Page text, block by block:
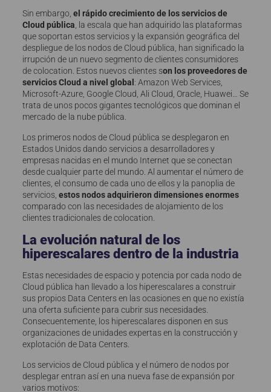
Sin embargo, el rápido crecimiento de los servicios de
Cloud pública , la escala que han adquirido las plataformas
que soportan estos servicios y la expansión geográfica del
despliegue de los nodos de Cloud pública, han significado la
irrupción de un nuevo segmento de clientes consumidores
de colocation. Estos nuevos clientes son los proveedores de
servicios Cloud a nivel global : Amazon Web Services,
Microsoft-Azure, Google Cloud, Ali Cloud, Oracle, Huawei… Se
trata de unos pocos gigantes tecnológicos que dominan el
mercado de la nube pública.
Los primeros nodos de Cloud pública se desplegaron en
Estados Unidos dando servicios a desarrolladores y
empresas nacidas en el mundo Internet que se conectan
desde cualquier parte del mundo. Al aumentar el número de
clientes, el consumo de cada uno de ellos y la panoplia de
servicios, estos nodos adquirieron dimensiones enormes
comparado con las necesidades de alojamiento de los
clientes tradicionales de colocation.
La evolución natural de los
hiperescalares dentro de la industria
Estas necesidades de espacio y potencia por cada nodo de
Cloud pública han llevado a los hiperescalares a construir
sus propios Data Centers en las ocasiones en que no existía
una oferta suficiente para cubrir sus necesidades.
Consecuentemente, los hiperescalares disponen en sus
organizaciones de unidades expertas en la construcción y
explotación de Data Centers.
Los servicios de Cloud pública y el número de nodos por
desplegar entran así en una nueva fase de expansión por
varios motivos: